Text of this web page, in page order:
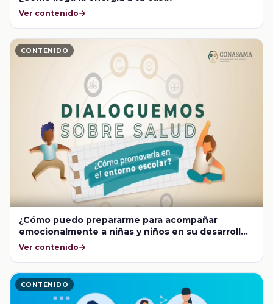
Ver contenido
CONTENIDO
¿Cómo puedo prepararme para acompañar
emocionalmente a niñas y niños en su desarrollo
infantil?
Ver contenido
CONTENIDO